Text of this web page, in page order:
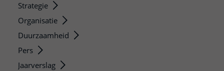
Strategie
Organisatie
Duurzaamheid
Pers
Jaarverslag